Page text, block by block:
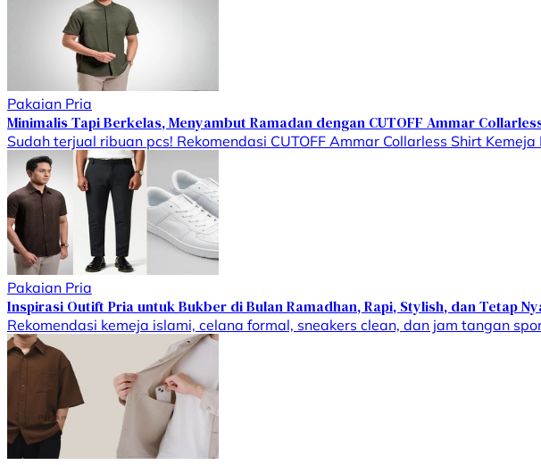
Pakaian Pria
Minimalis Tapi Berkelas, Menyambut Ramadan dengan CUTOFF Ammar
Sudah terjual ribuan pcs! Rekomendasi CUTOFF Ammar Collarless Shirt
Pakaian Pria
Inspirasi Outift Pria untuk Bukber di Bulan Ramadhan, Rapi, Stylish, dan Tetap
Rekomendasi kemeja islami, celana formal, sneakers clean, dan jam tangan